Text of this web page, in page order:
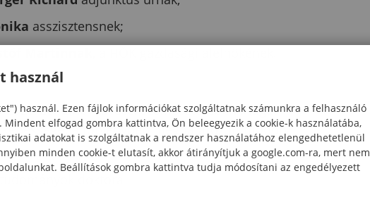
asszisztensnek;
26. tanév tavaszi szemeszterében magas
a törvényben meghatározott módon
doktora
használ
használ. Ezen fájlok információkat szolgáltatnak számunkra a felhasználó
elfogad gombra kattintva, Ön beleegyezik a cookie-k használatába,
adatokat is szolgáltatnak a rendszer használatához elengedhetetlenül
minden cookie-t elutasít, akkor átirányítjuk a google.com-ra, mert nem
Beállítások gombra kattintva tudja módosítani az engedélyezett